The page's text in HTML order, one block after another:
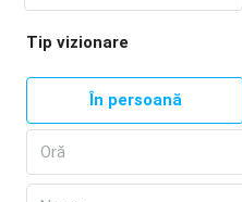
Tip vizionare
În persoană
Oră